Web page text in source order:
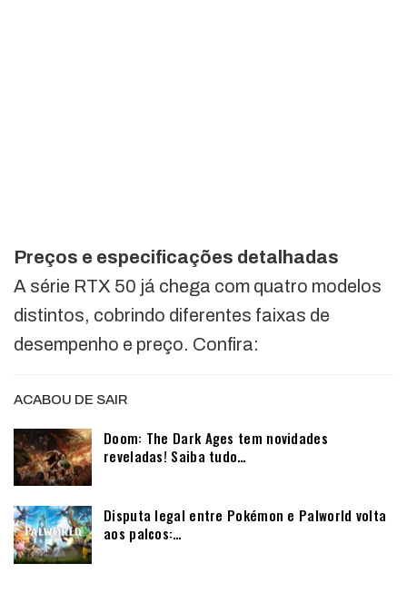
Preços e especificações detalhadas
A série RTX 50 já chega com quatro modelos
distintos, cobrindo diferentes faixas de
desempenho e preço. Confira:
ACABOU DE SAIR
Doom: The Dark Ages tem novidades
reveladas! Saiba tudo…
Disputa legal entre Pokémon e Palworld volta
aos palcos:…